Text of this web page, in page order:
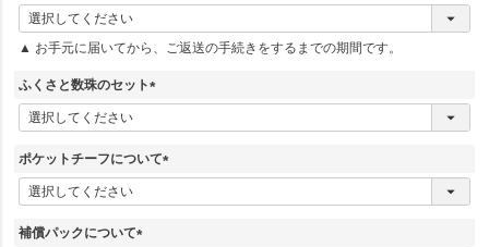
(
必
須
▲ お手元に届いてから、ご返送の手続きをするまでの期間です。
ふくさと数珠のセット
(
必
ポケットチーフについて
(
必
補償パックについて